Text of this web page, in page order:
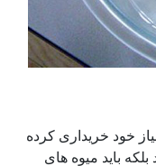
خود خریداری کرده
بلکه باید میوه های